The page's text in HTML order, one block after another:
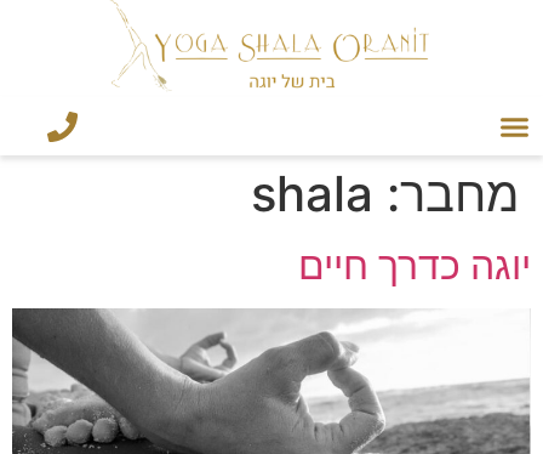
מחבר: shala
יוגה כדרך חיים